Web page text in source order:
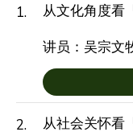
1.
从文化角度看
讲员：吴宗文
2.
从社会关怀看